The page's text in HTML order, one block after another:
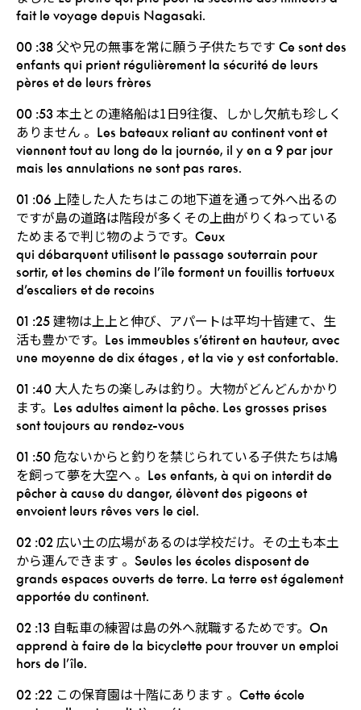
fait le voyage depuis Nagasaki.
00 :38 父や兄の無事を常に願う子供たちです Ce sont des
enfants qui prient régulièrement la sécurité de leurs
pères et de leurs frères
00 :53 本土との連絡船は1日9往復、しかし欠航も珍しく
ありません 。 Les bateaux reliant au continent vont et
viennent tout au long de la journée, il y en a 9 par jour
mais les annulations ne sont pas rares.
01 :06 上陸した人たちはこの地下道を通って外へ出るの
ですが島の道路は階段が多くその上曲がりくねっている
ためまるで判じ物のようです。 Ceux
qui débarquent utilisent le passage souterrain pour
sortir, et les chemins de l’île forment un fouillis tortueux
d’escaliers et de recoins
01 :25 建物は上上と伸び、アパートは平均十皆建て、生
活も豊かです。 Les immeubles s’étirent en hauteur, avec
une moyenne de dix étages , et la vie y est confortable.
01 :40 大人たちの楽しみは釣り。大物がどんどんかかり
ます。 Les adultes aiment la pêche. Les grosses prises
sont toujours au rendez-vous
01 :50 危ないからと釣りを禁じられている子供たちは鳩
を飼って夢を大空へ 。 Les enfants, à qui on interdit de
pêcher à cause du danger, élèvent des pigeons et
envoient leurs rêves vers le ciel.
02 :02 広い土の広場があるのは学校だけ。その土も本土
から運んできます 。 Seules les écoles disposent de
grands espaces ouverts de terre. La terre est également
apportée du continent.
02 :13 自転車の練習は島の外へ就職するためです。 On
apprend à faire de la bicyclette pour trouver un emploi
hors de l’île.
02 :22 この保育園は十階にあります 。 Cette école